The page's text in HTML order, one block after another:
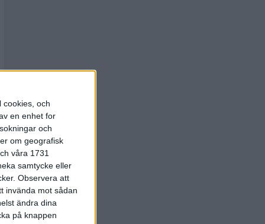
cookies, och
en enhet for
och
om geografisk
våra 1731
samtycke eller
Observera att
invända mot sådan
ändra dina
på knappen